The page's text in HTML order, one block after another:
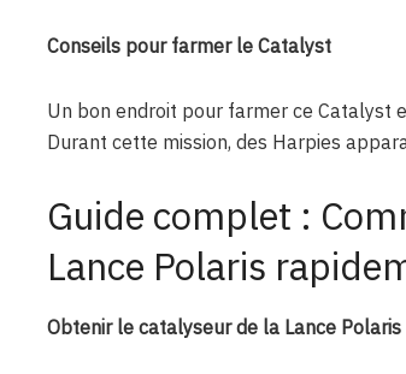
Conseils pour farmer le Catalyst
Un bon endroit pour farmer ce Catalyst
Durant cette mission, des Harpies
Guide complet :
Lance Polaris
Obtenir le catalyseur de la Lance Polaris